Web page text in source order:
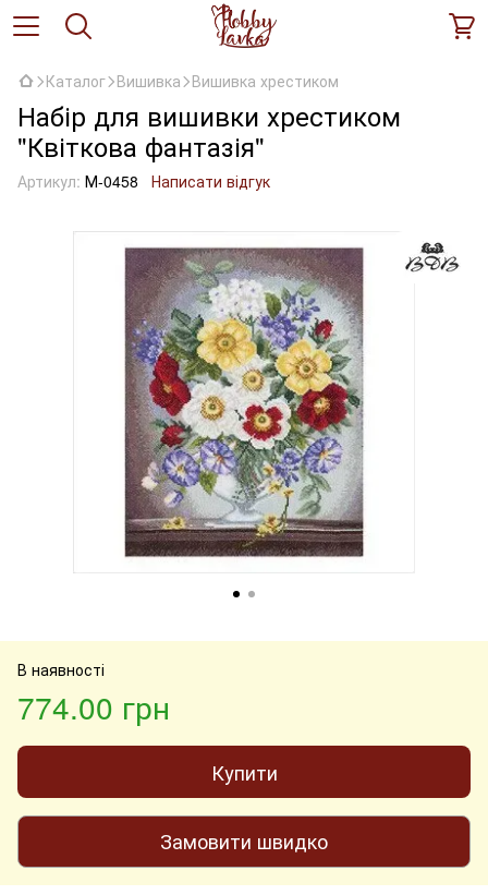
Каталог Вишивка Вишивка хрестиком
Набір для вишивки хрестиком
"Квіткова фантазія"
Артикул: М-0458 Написати відгук
В наявності
774.00 грн
Купити
Замовити швидко